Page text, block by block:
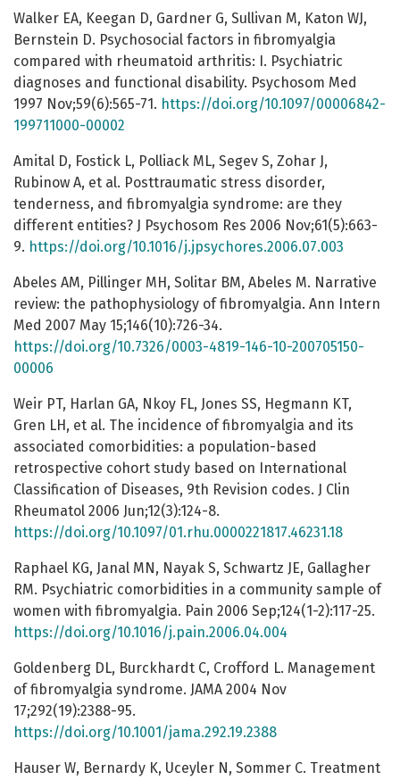
Walker EA, Keegan D, Gardner G, Sullivan M, Katon WJ,
Bernstein D. Psychosocial factors in fibromyalgia
compared with rheumatoid arthritis: I. Psychiatric
diagnoses and functional disability. Psychosom Med
1997 Nov;59(6):565-71. https://doi.org/10.1097/00006842-
199711000-00002
Amital D, Fostick L, Polliack ML, Segev S, Zohar J,
Rubinow A, et al. Posttraumatic stress disorder,
tenderness, and fibromyalgia syndrome: are they
different entities? J Psychosom Res 2006 Nov;61(5):663-
9. https://doi.org/10.1016/j.jpsychores.2006.07.003
Abeles AM, Pillinger MH, Solitar BM, Abeles M. Narrative
review: the pathophysiology of fibromyalgia. Ann Intern
Med 2007 May 15;146(10):726-34.
https://doi.org/10.7326/0003-4819-146-10-200705150-
00006
Weir PT, Harlan GA, Nkoy FL, Jones SS, Hegmann KT,
Gren LH, et al. The incidence of fibromyalgia and its
associated comorbidities: a population-based
retrospective cohort study based on International
Classification of Diseases, 9th Revision codes. J Clin
Rheumatol 2006 Jun;12(3):124-8.
https://doi.org/10.1097/01.rhu.0000221817.46231.18
Raphael KG, Janal MN, Nayak S, Schwartz JE, Gallagher
RM. Psychiatric comorbidities in a community sample of
women with fibromyalgia. Pain 2006 Sep;124(1-2):117-25.
https://doi.org/10.1016/j.pain.2006.04.004
Goldenberg DL, Burckhardt C, Crofford L. Management
of fibromyalgia syndrome. JAMA 2004 Nov
17;292(19):2388-95.
https://doi.org/10.1001/jama.292.19.2388
Hauser W, Bernardy K, Uceyler N, Sommer C. Treatment